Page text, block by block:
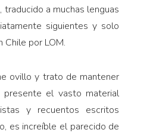
a muchas lenguas
siguientes y solo
por LOM.
ovillo y trato de mantener
presente el vasto material
y recuentos escritos
es increíble el parecido de